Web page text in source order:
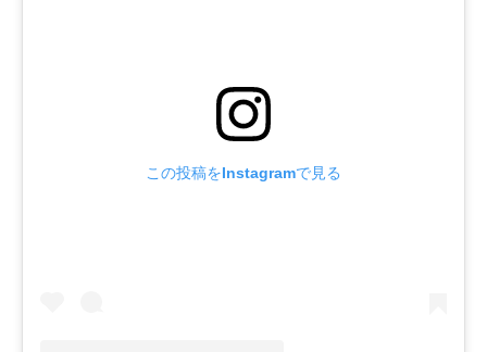
この投稿をInstagramで見る